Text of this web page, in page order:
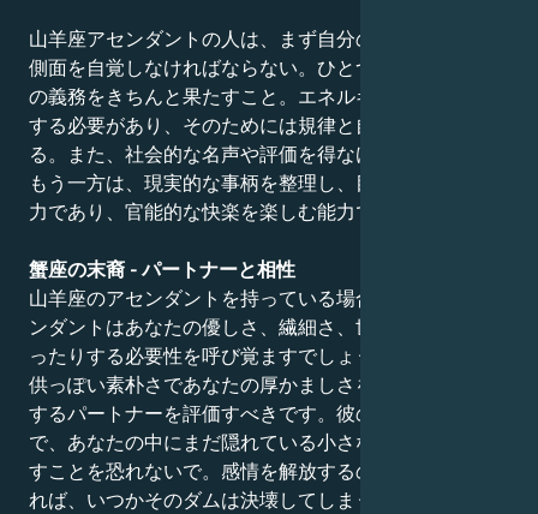
山羊座アセンダントの人は、まず自分の相反する2つの
側面を自覚しなければならない。ひとつは従順で、自分
の義務をきちんと果たすこと。エネルギーをうまく管理
する必要があり、そのためには規律と自制心が必要であ
る。また、社会的な名声や評価を得なければならない。
もう一方は、現実的な事柄を整理し、目標を達成する能
力であり、官能的な快楽を楽しむ能力でもある。
蟹座の末裔 - パートナーと相性
山羊座のアセンダントを持っている場合、蟹座のディセ
ンダントはあなたの優しさ、繊細さ、世話を焼いたり守
ったりする必要性を呼び覚ますでしょう。あなたは、子
供っぽい素朴さであなたの厚かましさを解きほぐそうと
するパートナーを評価すべきです。彼のケアが必要なの
で、あなたの中にまだ隠れている小さな子供をさらけ出
すことを恐れないで。感情を解放するのだ。そうしなけ
れば、いつかそのダムは決壊してしまうだろう。